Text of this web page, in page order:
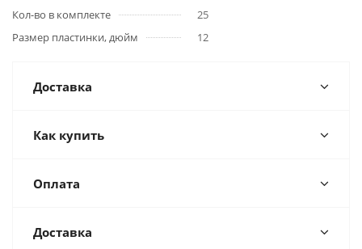
Кол-во в комплекте
25
Размер пластинки, дюйм
12
Доставка
Как купить
Оплата
Доставка